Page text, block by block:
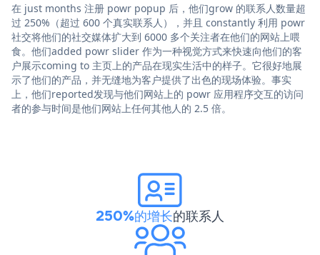
在 just months 注册 powr popup 后，他们grow 的联系人数量超
过 250%（超过 600 个真实联系人），并且 constantly 利用 powr
社交将他们的社交媒体扩大到 6000 多个关注者在他们的网站上喂
食。他们added powr slider 作为一种视觉方式来快速向他们的客
户展示coming to 主页上的产品在现实生活中的样子。它很好地展
示了他们的产品，并无缝地为客户提供了出色的现场体验。事实
上，他们reported发现与他们网站上的 powr 应用程序交互的访问
者的参与时间是他们网站上任何其他人的 2.5 倍。
250%的增长的联系人